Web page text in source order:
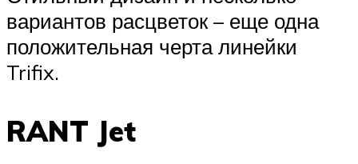
вариантов расцветок – еще одна
положительная черта линейки
Trifix.
RANT Jet